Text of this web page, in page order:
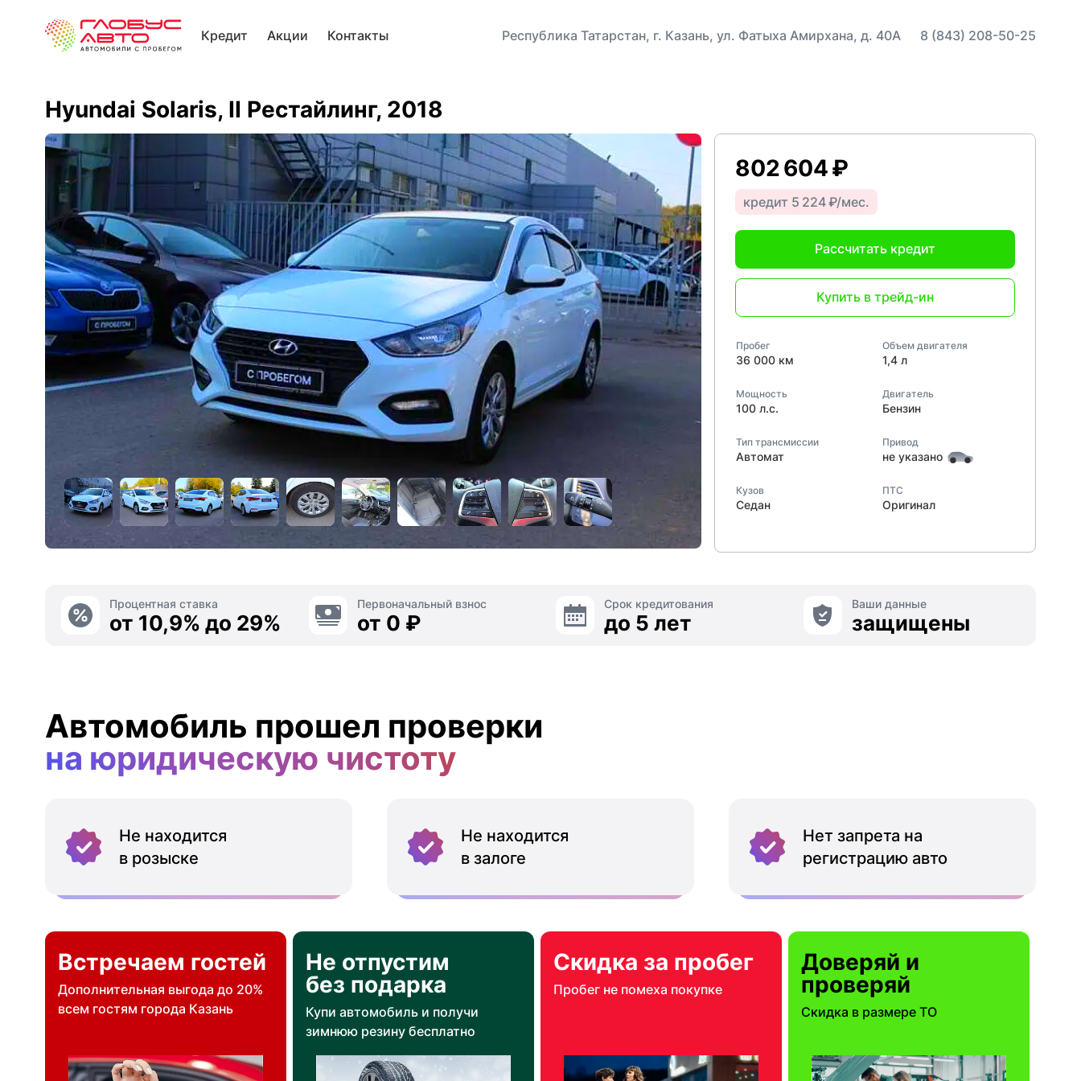
Кредит Акции Контакты Республика Татарстан, г. Казань, ул. Фатыха Амирхана, д. 40А 8 (843) 208-50-25
Hyundai Solaris, II Рестайлинг, 2018
802 604 ₽
кредит 5 224 ₽/мес.
Рассчитать кредит
Купить в трейд-ин
Пробег
36 000 км
Объем двигателя
1,4 л
Мощность
100 л.с.
Двигатель
Бензин
Тип трансмиссии
Автомат
Привод
не указано
Кузов
Седан
ПТС
Оригинал
Процентная ставка
от 10,9% до 29%
Первоначальный взнос
от 0 ₽
Срок кредитования
до 5 лет
Ваши данные
защищены
Автомобиль прошел проверки
на юридическую чистоту
Не находится
в розыске
Не находится
в залоге
Нет запрета на
регистрацию авто
Встречаем гостей
Дополнительная выгода до 20%
всем гостям города Казань
Не отпустим
без подарка
Купи автомобиль и получи
зимнюю резину бесплатно
Скидка за пробег
Пробег не помеха покупке
Доверяй и
проверяй
Скидка в размере ТО